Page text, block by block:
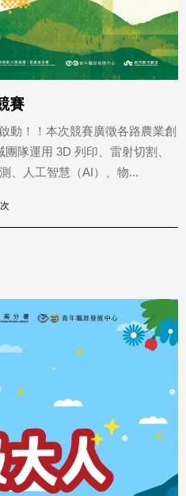
賽
動！！本次競賽廣徵各路農業創
隊運用 3D 列印、雷射切割、
、人工智慧（AI）、物...